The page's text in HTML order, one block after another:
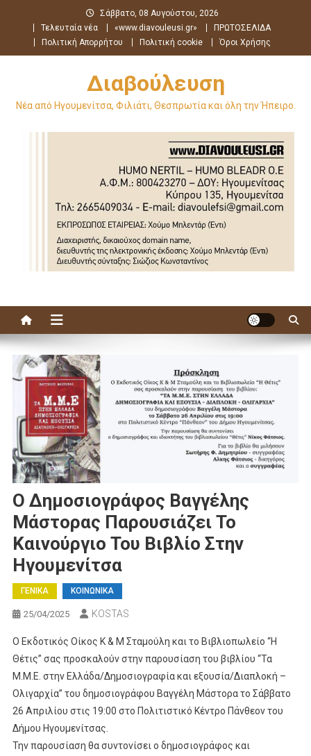
περιεχόμενο
Σάββατο, 08 Αυγούστου, 2026
Τελευταία νέα
«www.diavouleusi.gr»
ΠΡΩΤΟΣΕΛΙΔΑ
Πολιτική Απορρήτου
Πολιτική cookie Όροι Χρήσης
Διαβούλευση
Νέα από Ηγουμενίτσα, Φιλιάτι, Θεσπρωτία και όλη την Ήπειρο.
Ο Δημοσιογράφος Βαγγέλης
Μάστορας Παρουσιάζει Το
Καινούργιο Του Βιβλίο Στην
Ηγουμενίτσα
ΓΕΝΙΚΑ ΚΟΙΝΩΝΙΚΑ
25/04/2025 KOSTAS
O Εκδοτικός Οίκος Κ & Μ Σταμούλη και το Βιβλιοπωλείο “Η
Θέτις” σας προσκαλούν στην παρουσίαση του βιβλίου “Τα
Μ.Μ.Ε. στην Ελλάδα/Δημοσιογραφία και εξουσία/Διαπλοκή –
Ολιγαρχία” του δημοσιογράφου Βαγγέλη Μάστορα το Σάββατο
26 Απριλίου στις 19:00 στο Πολιτιστικό Κέντρο Πάνθεον του
Δήμου Ηγουμενίτσας.
Την παρουσίαση θα συντονίσει ο δημοσιογράφος και